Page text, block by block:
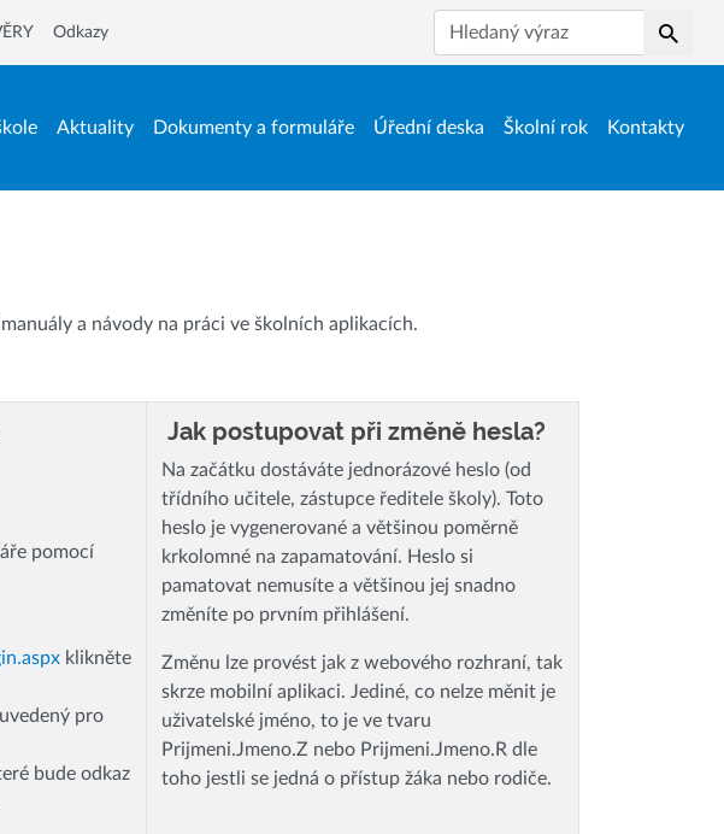
Aktuality Dokumenty a formuláře Úřední deska Školní rok Kontakty
Odkazy
Hledat
a návody na práci ve školních aplikacích.
pomocí
klikněte
pro
bude odkaz
Jak postupovat při změně hesla?
Na začátku dostáváte jednorázové heslo (od
třídního učitele, zástupce ředitele školy). Toto
heslo je vygenerované a většinou poměrně
krkolomné na zapamatování. Heslo si
pamatovat nemusíte a většinou jej snadno
změníte po prvním přihlášení.
Změnu lze provést jak z webového rozhraní, tak
skrze mobilní aplikaci. Jediné, co nelze měnit je
uživatelské jméno, to je ve tvaru
Prijmeni.Jmeno.Z nebo Prijmeni.Jmeno.R dle
toho jestli se jedná o přístup žáka nebo rodiče.